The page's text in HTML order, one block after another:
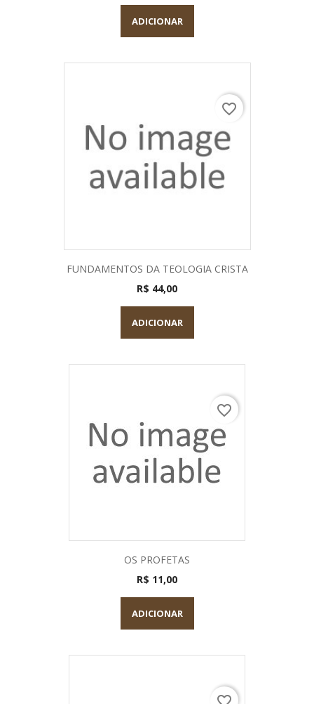
ADICIONAR
FUNDAMENTOS DA TEOLOGIA CRISTA
R$ 44,00
ADICIONAR
favorite_border
OS PROFETAS
R$ 11,00
ADICIONAR
favorite_border